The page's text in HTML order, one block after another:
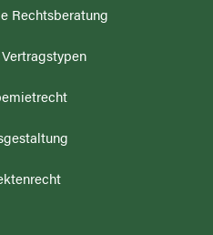
Rechtsberatung